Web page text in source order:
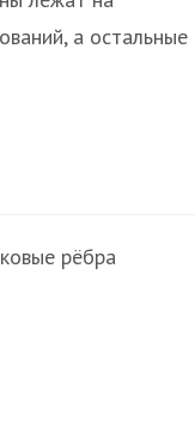
а остальные
рёбра